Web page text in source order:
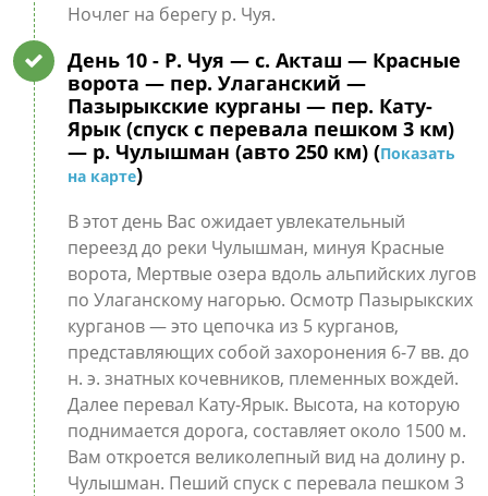
Ночлег на берегу р. Чуя.
День 10 - Р. Чуя — с. Акташ — Красные
ворота — пер. Улаганский —
Пазырыкские курганы — пер. Кату-
Ярык (спуск с перевала пешком 3 км)
— р. Чулышман (авто 250 км) (Показать
на карте)
В этот день Вас ожидает увлекательный
переезд до реки Чулышман, минуя Красные
ворота, Мертвые озера вдоль альпийских лугов
по Улаганскому нагорью. Осмотр Пазырыкских
курганов — это цепочка из 5 курганов,
представляющих собой захоронения 6-7 вв. до
н. э. знатных кочевников, племенных вождей.
Далее перевал Кату-Ярык. Высота, на которую
поднимается дорога, составляет около 1500 м.
Вам откроется великолепный вид на долину р.
Чулышман. Пеший спуск с перевала пешком 3